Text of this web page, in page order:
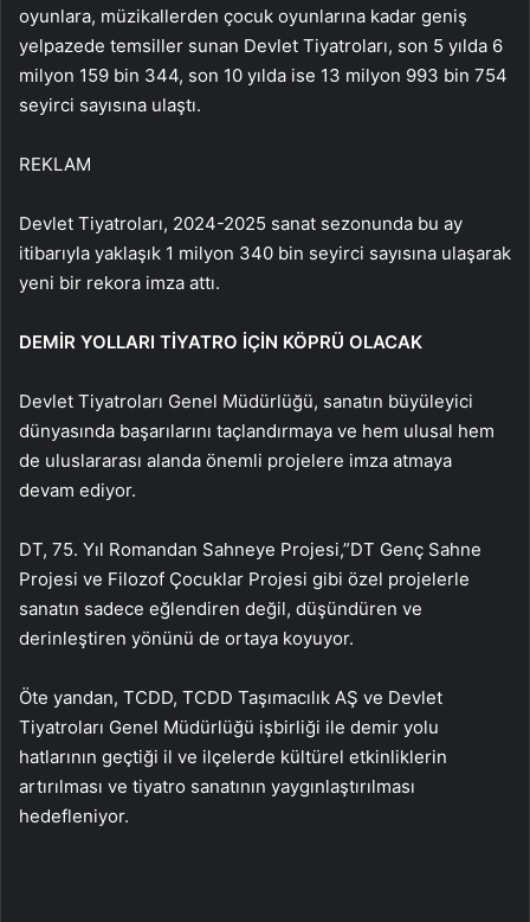
oyunlara, müzikallerden çocuk oyunlarına kadar geniş
yelpazede temsiller sunan Devlet Tiyatroları, son 5 yılda 6
milyon 159 bin 344, son 10 yılda ise 13 milyon 993 bin 754
seyirci sayısına ulaştı.
REKLAM
Devlet Tiyatroları, 2024-2025 sanat sezonunda bu ay
itibarıyla yaklaşık 1 milyon 340 bin seyirci sayısına ulaşarak
yeni bir rekora imza attı.
DEMİR YOLLARI TİYATRO İÇİN KÖPRÜ OLACAK
Devlet Tiyatroları Genel Müdürlüğü, sanatın büyüleyici
dünyasında başarılarını taçlandırmaya ve hem ulusal hem
de uluslararası alanda önemli projelere imza atmaya
devam ediyor.
DT, 75. Yıl Romandan Sahneye Projesi,”DT Genç Sahne
Projesi ve Filozof Çocuklar Projesi gibi özel projelerle
sanatın sadece eğlendiren değil, düşündüren ve
derinleştiren yönünü de ortaya koyuyor.
Öte yandan, TCDD, TCDD Taşımacılık AŞ ve Devlet
Tiyatroları Genel Müdürlüğü işbirliği ile demir yolu
hatlarının geçtiği il ve ilçelerde kültürel etkinliklerin
artırılması ve tiyatro sanatının yaygınlaştırılması
hedefleniyor.